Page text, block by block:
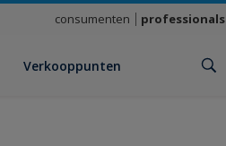
consumenten professionals
Verkooppunten